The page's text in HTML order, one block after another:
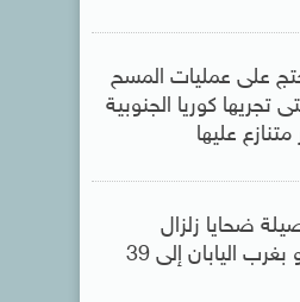
على عمليات المسح
تجريها كوريا الجنوبية
متنازع عليها
ضحايا زلزال
كوماموتو بغرب اليابان إلى 39